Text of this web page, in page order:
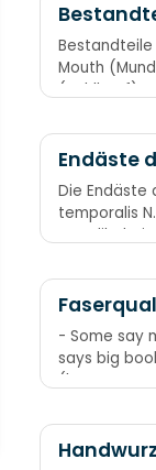
Bestandteile
Mouth
(Kehlkopf)
Endäste
Die Endäste
temporalis
- Some say
says big boobs
(letztes